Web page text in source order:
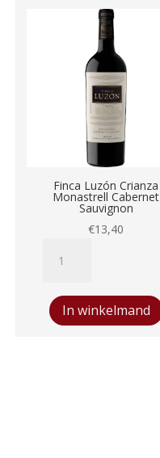
Finca Luzón Crianza
Monastrell Cabernet
Sauvignon
€13,40
Luzón
Monastrell
Cabernet
In winkelmand